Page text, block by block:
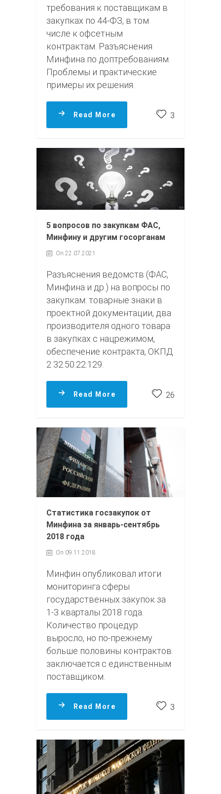
требования к поставщикам в
закупках по 44-ФЗ, в том
числе к офсетным
контрактам. Разъяснения
Минфина по доптребованиям.
Проблемы и практические
примеры их решения.
Read More 3
5 вопросов по закупкам ФАС,
Минфину и другим госорганам
On 22.07.2021
Разъяснения ведомств (ФАС,
Минфина и др.) на вопросы по
закупкам: товарные знаки в
проектной документации, два
производителя одного товара
в закупках с нацрежимом,
обеспечение контракта, ОКПД
2 32.50.22.129.
Read More 26
Статистика госзакупок от
Минфина за январь-сентябрь
2018 года
On 09.11.2018
Минфин опубликовал итоги
мониторинга сферы
государственных закупок за
1-3 кварталы 2018 года.
Количество процедур
выросло, но по-прежнему
больше половины контрактов
заключается с единственным
поставщиком.
Read More 3